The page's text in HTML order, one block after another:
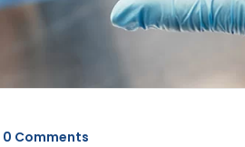
0 Comments